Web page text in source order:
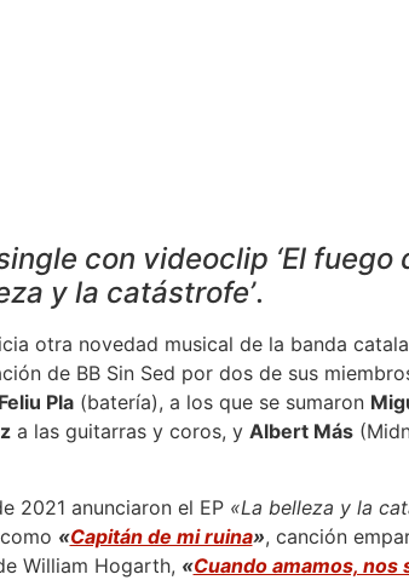
con videoclip ‘El fuego
y la catástrofe’.
otra novedad musical de la banda
de BB Sin Sed por dos de sus
Feliu Pla(batería), a los que se sumaron
a las guitarras y coros, y Albert Más
2021 anunciaron el EP «La belleza y la
«Capitán de mi ruina», canción
William Hogarth, «Cuando amamos, nos